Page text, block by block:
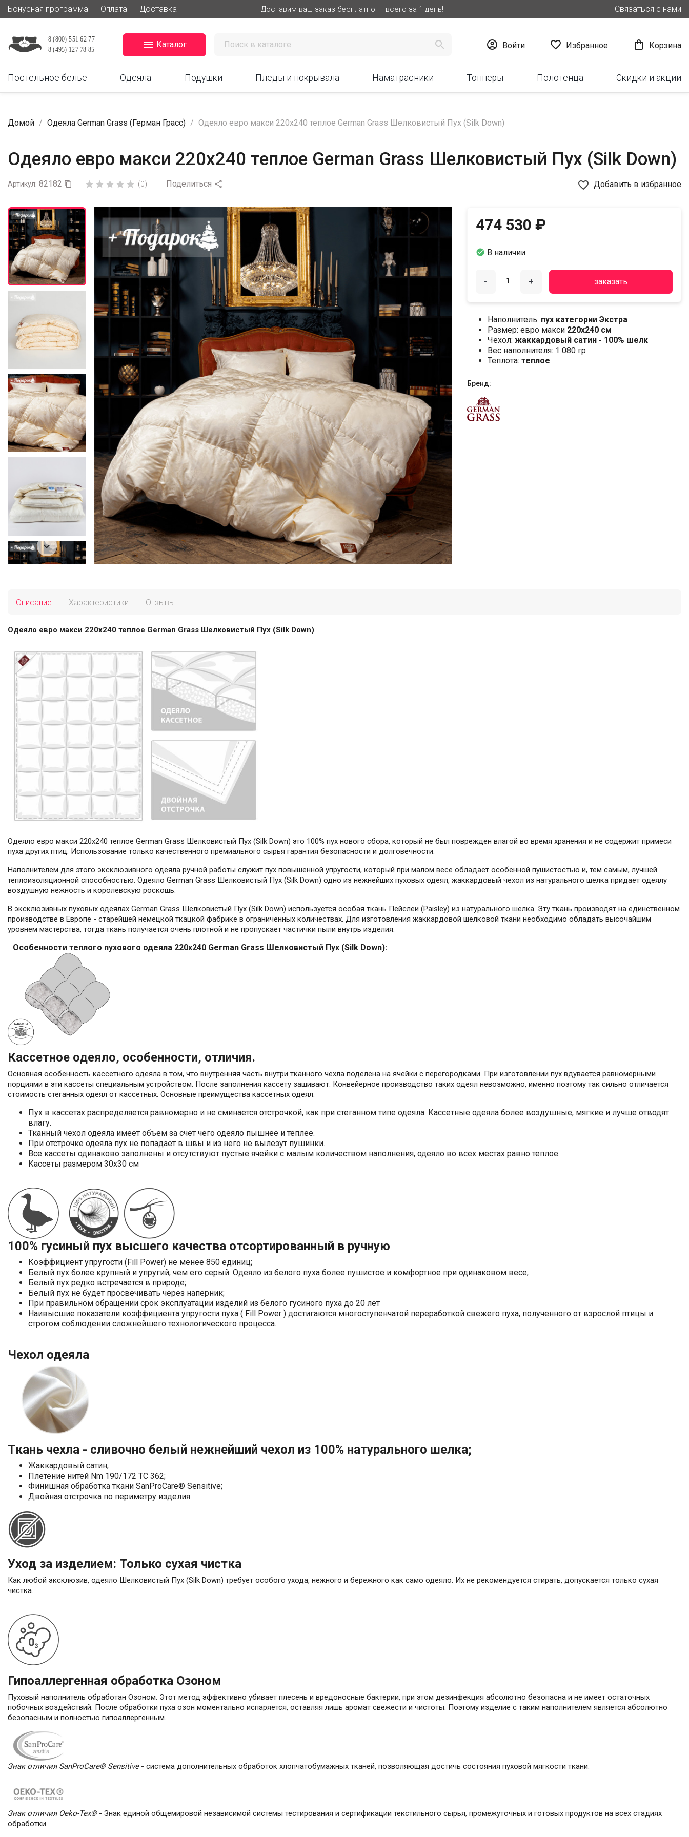
Бонусная программа Оплата Доставка Доставим ваш заказ бесплатно — всего за 1 день! Связаться с нами
 Каталог   Войти  Избранное  Корзина
Постельное белье Одеяла Подушки Пледы и покрывала Наматрасники Топперы Полотенца Скидки и акции
Домой Одеяла German Grass (Герман Грасс) Одеяло евро макси 220х240 теплое German Grass Шелковистый Пух (Silk Down)
Одеяло евро макси 220х240 теплое German Grass Шелковистый Пух (Silk Down)
Артикул: 82182       (0) Поделиться  favorite_border Добавить в избранное

474 530 ₽
 В наличии
- + заказать
Наполнитель: пух категории Экстра
Размер: евро макси 220х240 см
Чехол: жаккардовый сатин - 100% шелк
Вес наполнителя: 1 080 гр
Теплота: теплое
Бренд:
Описание Характеристики Отзывы
Одеяло евро макси 220х240 теплое German Grass Шелковистый Пух (Silk Down)
Одеяло евро макси 220х240 теплое German Grass Шелковистый Пух (Silk Down) это 100% пух нового сбора, который не был поврежден влагой во время хранения и не содержит примеси
пуха других птиц. Использование только качественного премиального сырья гарантия безопасности и долговечности.
Наполнителем для этого эксклюзивного одеяла ручной работы служит пух повышенной упругости, который при малом весе обладает особенной пушистостью и, тем самым, лучшей
теплоизоляционной способностью. Одеяло German Grass Шелковистый Пух (Silk Down) одно из нежнейших пуховых одеял, жаккардовый чехол из натурального шелка придает одеялу
воздушную нежность и королевскую роскошь.
В эксклюзивных пуховых одеялах German Grass Шелковистый Пух (Silk Down) используется особая ткань Пейслеи (Paisley) из натурального шелка. Эту ткань производят на единственном
производстве в Европе - старейшей немецкой ткацкой фабрике в ограниченных количествах. Для изготовления жаккардовой шелковой ткани необходимо обладать высочайшим
уровнем мастерства, тогда ткань получается очень плотной и не пропускает частички пыли внутрь изделия.
Особенности теплого пухового одеяла 220x240 German Grass Шелковистый Пух (Silk Down):
Кассетное одеяло, особенности, отличия.
Основная особенность кассетного одеяла в том, что внутренняя часть внутри тканного чехла поделена на ячейки с перегородками. При изготовлении пух вдувается равномерными
порциями в эти кассеты специальным устройством. После заполнения кассету зашивают. Конвейерное производство таких одеял невозможно, именно поэтому так сильно отличается
стоимость стеганных одеял от кассетных. Основные преимущества кассетных одеял:
Пух в кассетах распределяется равномерно и не сминается отстрочкой, как при стеганном типе одеяла. Кассетные одеяла более воздушные, мягкие и лучше отводят
влагу.
Тканный чехол одеяла имеет объем за счет чего одеяло пышнее и теплее.
При отстрочке одеяла пух не попадает в швы и из него не вылезут пушинки.
Все кассеты одинаково заполнены и отсутствуют пустые ячейки с малым количеством наполнения, одеяло во всех местах равно теплое.
Кассеты размером 30х30 см
100% гусиный пух высшего качества отсортированный в ручную
Коэффициент упругости (Fill Power) не менее 850 единиц;
Белый пух более крупный и упругий, чем его серый. Одеяло из белого пуха более пушистое и комфортное при одинаковом весе;
Белый пух редко встречается в природе;
Белый пух не будет просвечивать через наперник;
При правильном обращении срок эксплуатации изделий из белого гусиного пуха до 20 лет
Наивысшие показатели коэффициента упругости пуха ( Fill Power ) достигаются многоступенчатой переработкой свежего пуха, полученного от взрослой птицы и
строгом соблюдении сложнейшего технологического процесса.
Чехол одеяла
Ткань чехла - сливочно белый нежнейший чехол из 100% натурального шелка;
Жаккардовый сатин;
Плетение нитей Nm 190/172 TC 362;
Финишная обработка ткани SanProCare® Sensitive;
Двойная отстрочка по периметру изделия
Уход за изделием: Только сухая чистка
Как любой эксклюзив, одеяло Шелковистый Пух (Silk Down) требует особого ухода, нежного и бережного как само одеяло. Их не рекомендуется стирать, допускается только сухая
чистка.
Гипоаллергенная обработка Озоном
Пуховый наполнитель обработан Озоном. Этот метод эффективно убивает плесень и вредоносные бактерии, при этом дезинфекция абсолютно безопасна и не имеет остаточных
побочных воздействий. После обработки пуха озон моментально испаряется, оставляя лишь аромат свежести и чистоты. Поэтому изделие с таким наполнителем является абсолютно
безопасным и полностью гипоаллергенным.
Знак отличия SanProCare® Sensitive - система дополнительных обработок хлопчатобумажных тканей, позволяющая достичь состояния пуховой мягкости ткани.
Знак отличия Oeko-Tex® - Знак единой общемировой независимой системы тестирования и сертификации текстильного сырья, промежуточных и готовых продуктов на всех стадиях
обработки.